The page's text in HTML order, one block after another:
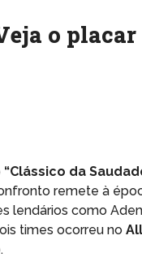
o
“Clássico da
remete à
lendários como
times ocorreu no